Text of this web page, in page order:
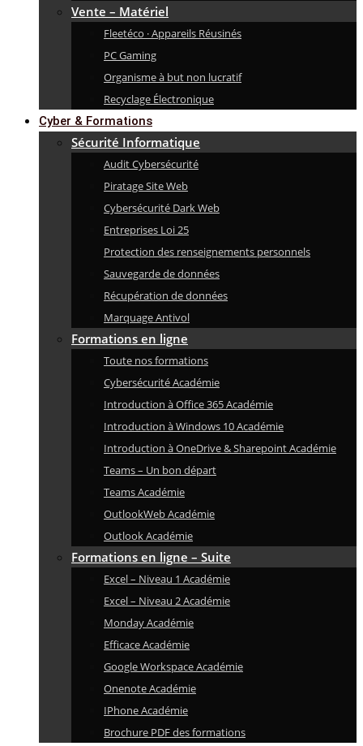
Vente – Matériel
Fleetéco · Appareils Réusinés
PC Gaming
Organisme à but non lucratif
Recyclage Électronique
Cyber & Formations
Sécurité Informatique
Audit Cybersécurité
Piratage Site Web
Cybersécurité Dark Web
Entreprises Loi 25
Protection des renseignements personnels
Sauvegarde de données
Récupération de données
Marquage Antivol
Formations en ligne
Toute nos formations
Cybersécurité Académie
Introduction à Office 365 Académie
Introduction à Windows 10 Académie
Introduction à OneDrive & Sharepoint Académie
Teams – Un bon départ
Teams Académie
OutlookWeb Académie
Outlook Académie
Formations en ligne – Suite
Excel – Niveau 1 Académie
Excel – Niveau 2 Académie
Monday Académie
Efficace Académie
Google Workspace Académie
Onenote Académie
IPhone Académie
Brochure PDF des formations